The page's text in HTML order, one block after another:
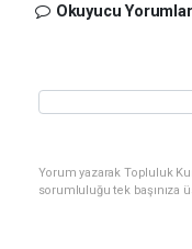
Okuyucu
Yorum yazarak Topluluk
sorumluluğu tek başınıza